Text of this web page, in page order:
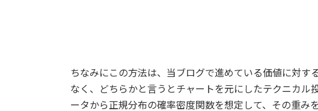
ちなみにこの方法は、当ブログで進めている価値に対す
なく、どちらかと言うとチャートを元にしたテクニカル
ータから正規分布の確率密度関数を想定して、その重み